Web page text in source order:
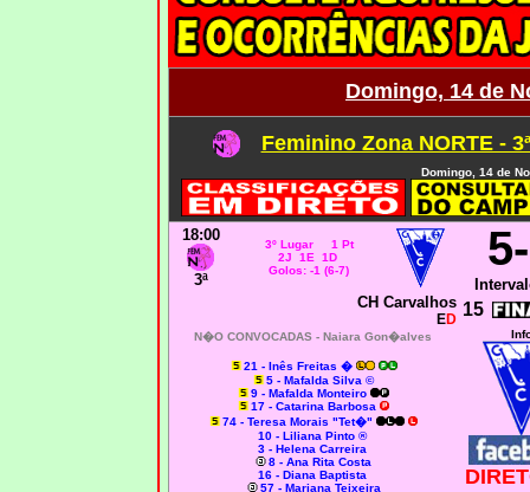
Domingo, 14 de
Feminino Zona NORTE -
Domingo, 14 de
18:00
3ª
3º Lugar 1 Pt
2J 1E 1D
Golos: -1 (6-7)
CH Carvalhos
ED 15
N�O CONVOCADAS - Naiara Gon�alves
21 - Inês Freitas �
5 - Mafalda Silva ©
9 - Mafalda Monteiro
17 - Catarina Barbosa
74 - Teresa Morais "Tet�"
10 - Liliana Pinto ®
3 - Helena Carreira
8 - Ana Rita Costa
16 - Diana Baptista
57 - Mariana Teixeira